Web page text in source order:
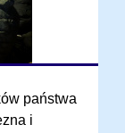
państwa
i